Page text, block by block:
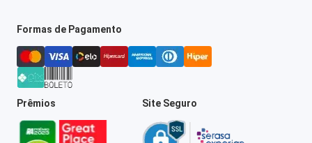
Formas de Pagamento
Prêmios Site Seguro